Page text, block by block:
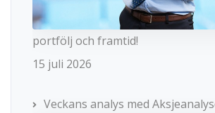
portfölj och framtid!
15 juli 2026
Veckans analys med